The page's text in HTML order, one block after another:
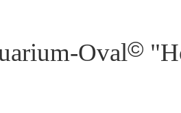
Oval©